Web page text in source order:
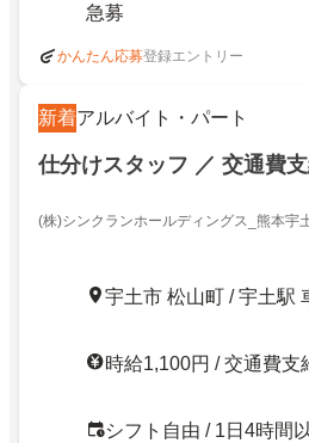
急募
かんたん応募登録エントリー
新着アルバイト・パート
仕分けスタッフ ／ 交通費
(株)シンクランホールディングス_熊本宇
宇土市 松山町 / 宇土駅
時給1,100円 / 交通費支
シフト自由 / 1日4時間